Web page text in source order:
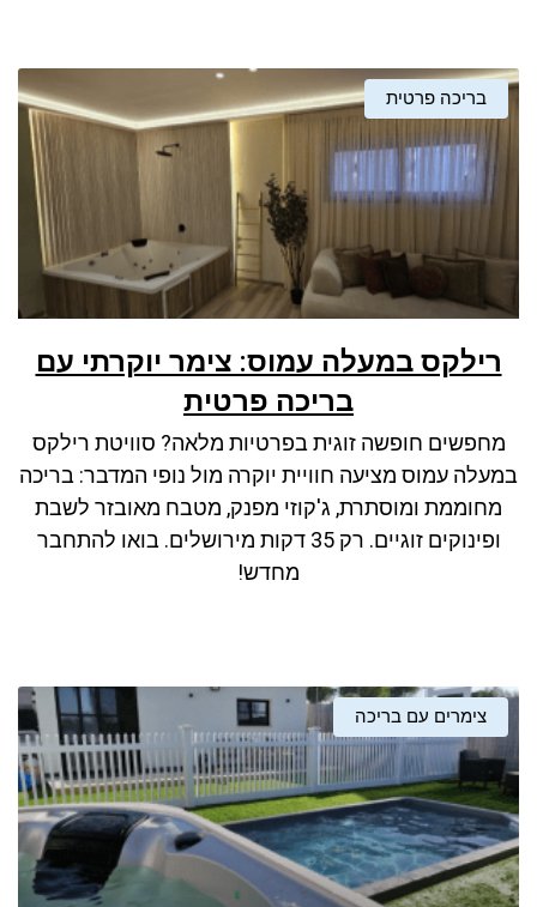
בריכה פרטית
רילקס במעלה עמוס: צימר יוקרתי עם
בריכה פרטית
מחפשים חופשה זוגית בפרטיות מלאה? סוויטת רילקס
במעלה עמוס מציעה חוויית יוקרה מול נופי המדבר: בריכה
מחוממת ומוסתרת, ג'קוזי מפנק, מטבח מאובזר לשבת
ופינוקים זוגיים. רק 35 דקות מירושלים. בואו להתחבר
מחדש!
צימרים עם בריכה